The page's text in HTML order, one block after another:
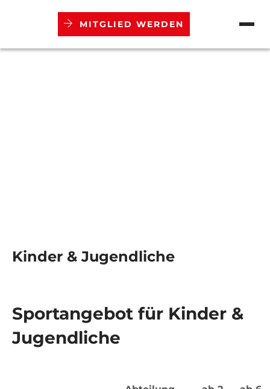
MITGLIED WERDEN
INFO@TSVBIETIGHEIM.DE
Kinder & Jugendliche
Sportangebot für Kinder &
Jugendliche